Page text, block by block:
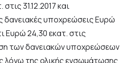
31.12.2017 και
υποχρεώσεις Ευρώ
Ευρώ 24,30 εκατ. στις
των δανειακών υποχρεώσεων
λόγω της ολικής ενσωμάτωσης